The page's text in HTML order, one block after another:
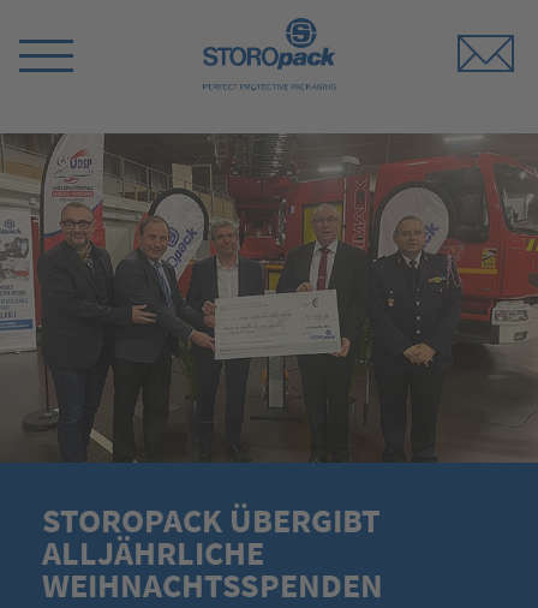
Menü
STOROPACK ÜBERGIBT
ALLJÄHRLICHE
WEIHNACHTSSPENDEN